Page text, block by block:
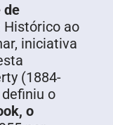
de
Histórico ao
iniciativa
(1884-
o
o